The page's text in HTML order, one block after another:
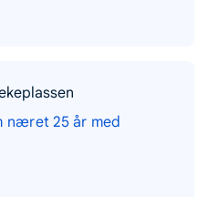
næret 25 år med